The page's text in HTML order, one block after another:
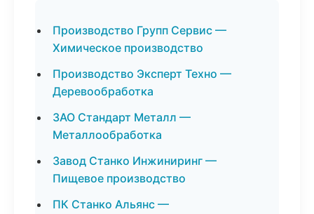
Производство Групп Сервис —
Химическое производство
Производство Эксперт Техно —
Деревообработка
ЗАО Стандарт Металл —
Металлообработка
Завод Станко Инжиниринг —
Пищевое производство
ПК Станко Альянс —